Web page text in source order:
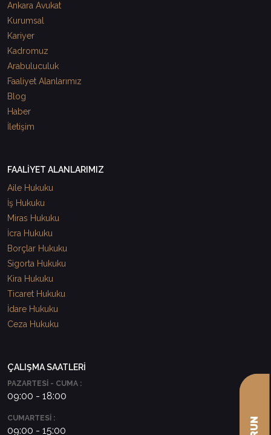
Ankara Avukat
Kurumsal
Kariyer
Kadromuz
Arabuluculuk
Faaliyet Alanlarımız
Blog
Haber
İletişim
FAALİYET ALANLARIMIZ
Aile Hukuku
İş Hukuku
Miras Hukuku
İcra Hukuku
Borçlar Hukuku
Sigorta Hukuku
Kira Hukuku
Ticaret Hukuku
İdare Hukuku
Ceza Hukuku
ÇALIŞMA SAATLERİ
PAZARTESİ - CUMA :
09:00 - 18:00
CUMARTESİ :
09:00 - 15:00